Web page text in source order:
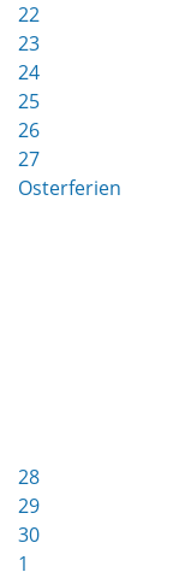
22
23
24
25
26
27
Osterferien
28
29
30
1